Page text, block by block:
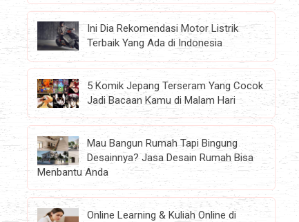
Ini Dia Rekomendasi Motor Listrik
Terbaik Yang Ada di Indonesia
5 Komik Jepang Terseram Yang Cocok
Jadi Bacaan Kamu di Malam Hari
Mau Bangun Rumah Tapi Bingung
Desainnya? Jasa Desain Rumah Bisa
Menbantu Anda
Online Learning & Kuliah Online di